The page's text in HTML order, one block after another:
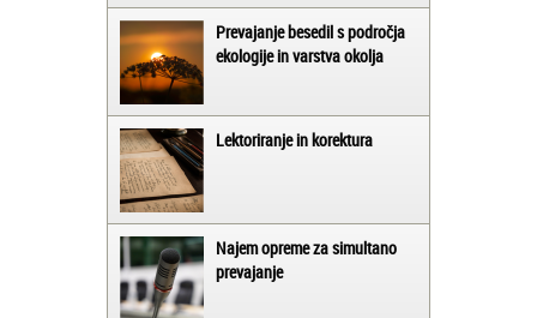
Prevajanje besedil s področja
ekologije in varstva okolja
Lektoriranje in korektura
Najem opreme za simultano
prevajanje